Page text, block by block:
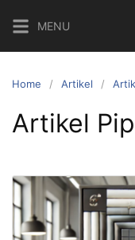
content
MENU
Home Artikel
Artikel